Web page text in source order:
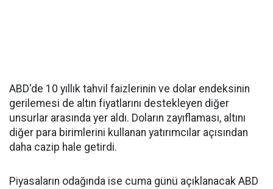
ABD'de 10 yıllık tahvil faizlerinin ve dolar endeksinin
gerilemesi de altın fiyatlarını destekleyen diğer
unsurlar arasında yer aldı. Doların zayıflaması, altını
diğer para birimlerini kullanan yatırımcılar açısından
daha cazip hale getirdi.
Piyasaların odağında ise cuma günü açıklanacak ABD